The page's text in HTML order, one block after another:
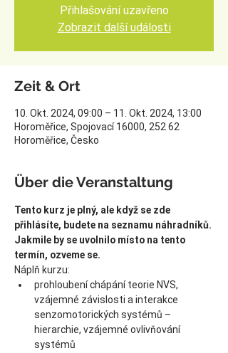
Přihlašování uzavřeno
Zobrazit další události
Zeit & Ort
10. Okt. 2024, 09:00 – 11. Okt. 2024, 13:00
Horoměřice, Spojovací 16000, 252 62
Horoměřice, Česko
Über die Veranstaltung
Tento kurz je plný, ale když se zde
přihlásíte, budete na seznamu náhradníků.
Jakmile by se uvolnilo místo na tento
termín, ozveme se.
Náplň kurzu:
prohloubení chápání teorie NVS,
vzájemné závislosti a interakce
senzomotorických systémů –
hierarchie, vzájemné ovlivňování
systémů